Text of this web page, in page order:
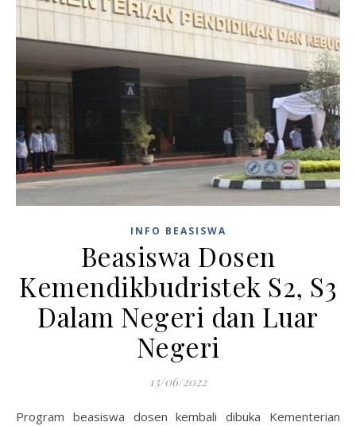
INFO BEASISWA
Beasiswa Dosen
Kemendikbudristek S2, S3
Dalam Negeri dan Luar
Negeri
13/06/2022
Program beasiswa dosen kembali dibuka Kementerian